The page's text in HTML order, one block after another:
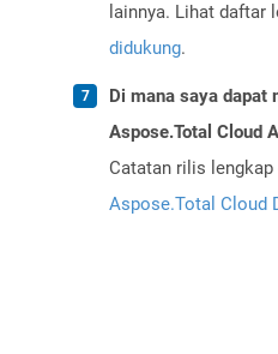
lainnya. Lihat daftar
didukung.
Di mana saya dapat
Aspose.Total Cloud
Catatan rilis
Aspose.Total Cloud